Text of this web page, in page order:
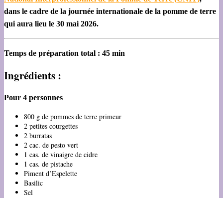
dans le cadre de la journée internationale de la pomme de terre
qui aura lieu le 30 mai 2026.
Temps de préparation total : 45 min
Ingrédients :
Pour 4 personnes
800 g de pommes de terre primeur
2 petites courgettes
2 burratas
2 cac. de pesto vert
1 cas. de vinaigre de cidre
1 cas. de pistache
Piment d’Espelette
Basilic
Sel